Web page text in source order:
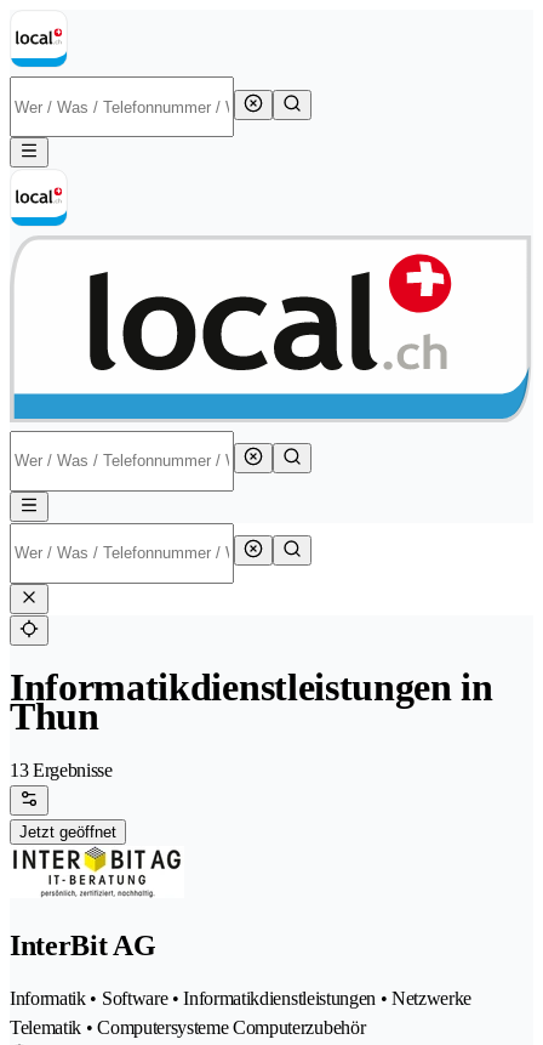
Informatikdienstleistungen in
Thun
13 Ergebnisse
Jetzt geöffnet
InterBit AG
Informatik • Software • Informatikdienstleistungen • Netzwerke
Telematik • Computersysteme Computerzubehör